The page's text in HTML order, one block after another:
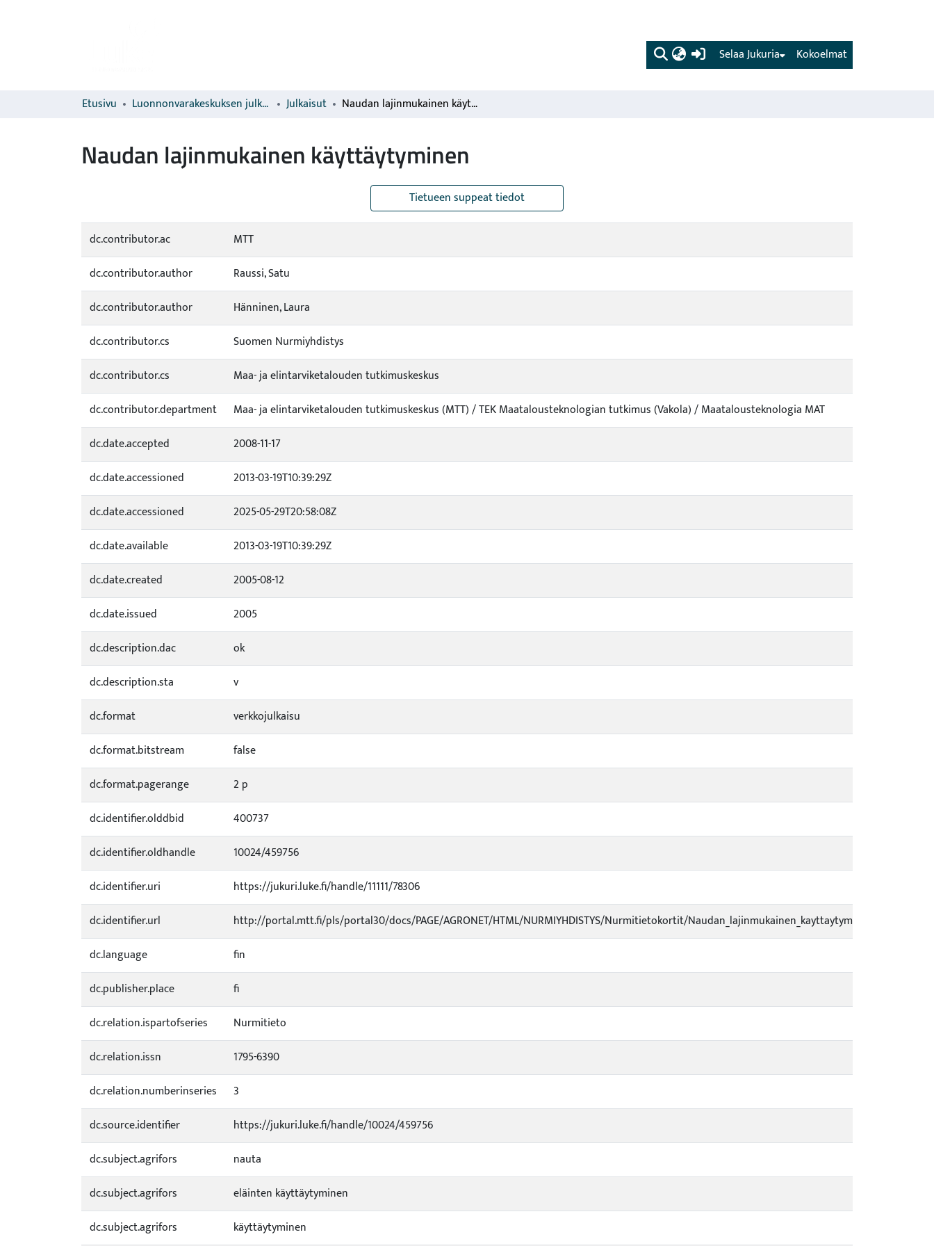
(current) Kokoelmat
Selaa Jukuria
Etusivu Luonnonvarakeskuksen julkaisut Julkaisut Naudan lajinmukainen käyttäytyminen
Naudan lajinmukainen käyttäytyminen
Tietueen suppeat tiedot
dc.contributor.ac MTT
dc.contributor.author
Raussi, Satu
dc.contributor.author
Hänninen, Laura
dc.contributor.cs
Suomen Nurmiyhdistys
dc.contributor.cs
Maa- ja elintarviketalouden tutkimuskeskus
dc.contributor.department
Maa- ja elintarviketalouden tutkimuskeskus (MTT) / TEK Maatalousteknologian tutkimus (Vakola) / Maatalousteknologia MAT
dc.date.accepted
2008-11-17
dc.date.accessioned
2013-03-19T10:39:29Z
dc.date.accessioned
2025-05-29T20:58:08Z
dc.date.available
2013-03-19T10:39:29Z
dc.date.created
2005-08-12
dc.date.issued
2005
dc.description.dac
ok
dc.description.sta
v
dc.format
verkkojulkaisu
dc.format.bitstream
false
dc.format.pagerange
2 p
dc.identifier.olddbid
400737
dc.identifier.oldhandle
10024/459756
dc.identifier.uri
https://jukuri.luke.fi/handle/11111/78306
dc.identifier.url
http://portal.mtt.fi/pls/portal30/docs/PAGE/AGRONET/HTML/NURMIYHDISTYS/Nurmitietokortit/Naudan_lajinmukainen_kayttaytyminen_NT3.pdf
dc.language
fin
dc.publisher.place
fi
dc.relation.ispartofseries
Nurmitieto
dc.relation.issn
1795-6390
dc.relation.numberinseries
3
dc.source.identifier
https://jukuri.luke.fi/handle/10024/459756
dc.subject.agrifors
nauta
dc.subject.agrifors
eläinten käyttäytyminen
dc.subject.agrifors
käyttäytyminen